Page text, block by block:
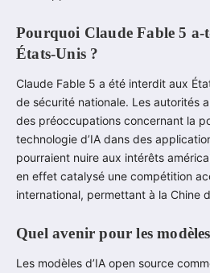
Pourquoi Claude Fable 5
États-Unis ?
Claude Fable 5 a été interdit aux
de sécurité nationale. Les autorités
des préoccupations concernant la
technologie d’IA dans des
pourraient nuire aux intérêts
en effet catalysé une compétition
international, permettant à la Chine
Quel avenir pour les
Les modèles d’IA open source